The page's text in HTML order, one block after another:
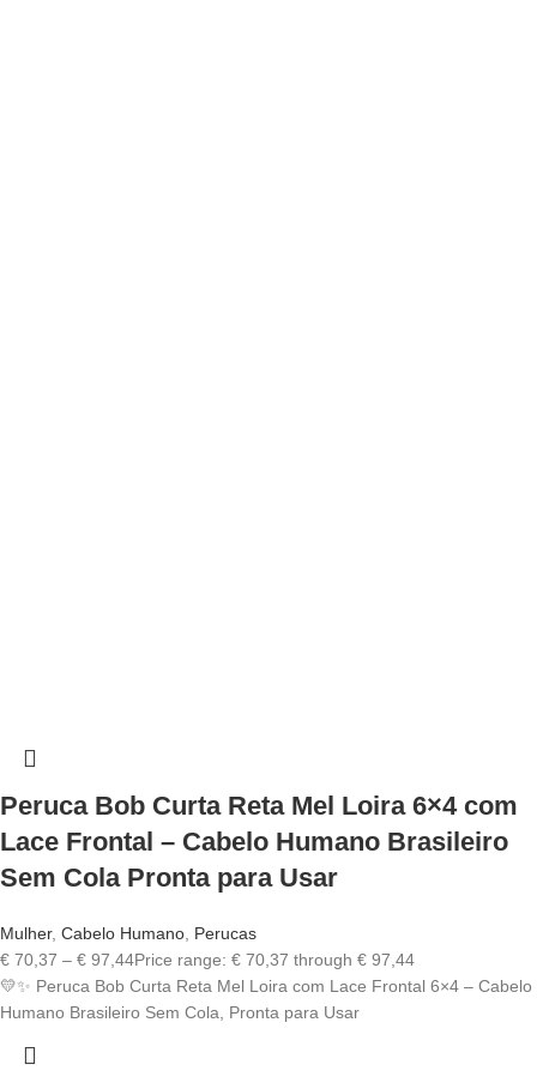
Peruca Bob Curta Reta Mel Loira 6×4 com
Lace Frontal – Cabelo Humano Brasileiro
Sem Cola Pronta para Usar
Mulher, Cabelo Humano Perucas
€ 70,37 – € 97,44Price range: € 70,37 through € 97,44
💛✨ Peruca Bob Curta Reta Mel Loira com Lace Frontal 6×4 – Cabelo
Humano Brasileiro Sem Cola, Pronta para Usar